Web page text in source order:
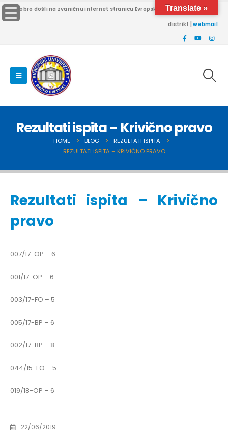
Dobro došli na zvaničnu internet stranicu Evropskog univerziteta Brčko
distrikt |webmail
Rezultati ispita – Krivično pravo
HOME BLOG
REZULTATI ISPITA
REZULTATI ISPITA – KRIVIČNO PRAVO
Rezultati ispita – Krivično
pravo
007/17-OP – 6
001/17-OP – 6
003/17-FO – 5
005/17-BP – 6
002/17-BP – 8
044/15-FO – 5
019/18-OP – 6
22/06/2019
Translate »